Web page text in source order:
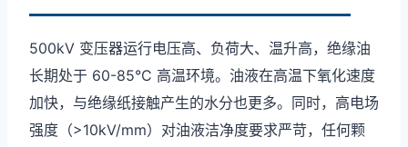
500kV 变压器运行电压高、负荷大、温升高，绝缘油
长期处于 60-85°C 高温环境。油液在高温下氧化速度
加快，与绝缘纸接触产生的水分也更多。同时，高电场
强度（>10kV/mm）对油液洁净度要求严苛，任何颗